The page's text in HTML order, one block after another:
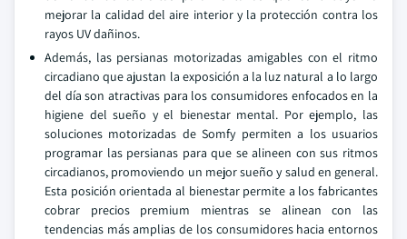
mejorar la calidad del aire interior y la protección contra los
rayos UV dañinos.
Además, las persianas motorizadas amigables con el ritmo
circadiano que ajustan la exposición a la luz natural a lo largo
del día son atractivas para los consumidores enfocados en la
higiene del sueño y el bienestar mental. Por ejemplo, las
soluciones motorizadas de Somfy permiten a los usuarios
programar las persianas para que se alineen con sus ritmos
circadianos, promoviendo un mejor sueño y salud en general.
Esta posición orientada al bienestar permite a los fabricantes
cobrar precios premium mientras se alinean con las
tendencias más amplias de los consumidores hacia entornos